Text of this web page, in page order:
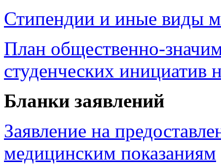
Стипендии и иные виды
План общественно-
студенческих инициатив
Бланки заявлений
Заявление на
медицинским показаниям